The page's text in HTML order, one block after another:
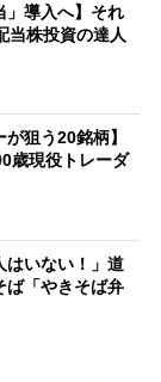
」導入へ】それ
当株投資の達人
が狙う20銘柄】
歳現役トレーダ
はいない！」道
ば「やきそば弁